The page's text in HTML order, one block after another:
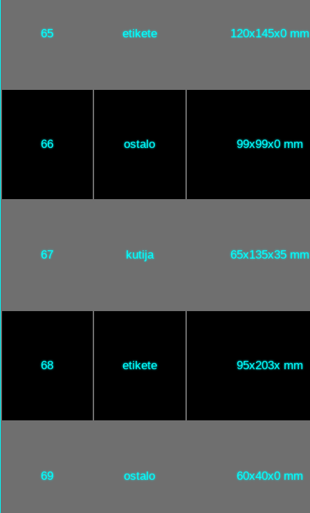
65 etikete 120x145x0 mm
66 ostalo 99x99x0 mm
67 kutija 65x135x35 mm
68 etikete 95x203x mm
69 ostalo 60x40x0 mm